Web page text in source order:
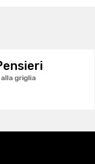
griglia